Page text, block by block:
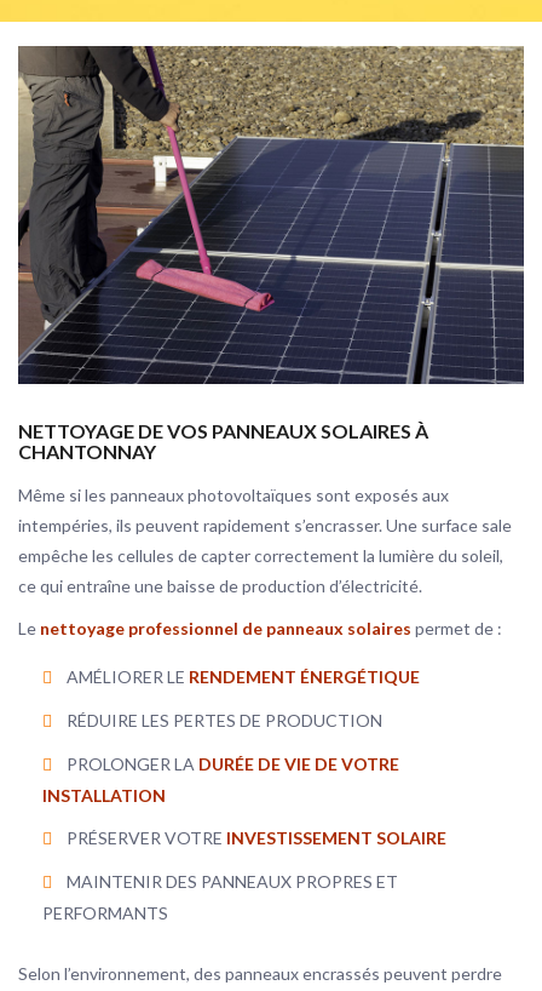
NETTOYAGE DE VOS PANNEAUX SOLAIRES À
CHANTONNAY
Même si les panneaux photovoltaïques sont exposés aux
intempéries, ils peuvent rapidement s’encrasser. Une surface sale
empêche les cellules de capter correctement la lumière du soleil,
ce qui entraîne une baisse de production d’électricité.
Le nettoyage professionnel de panneaux solaires permet de :
AMÉLIORER LE RENDEMENT ÉNERGÉTIQUE
RÉDUIRE LES PERTES DE PRODUCTION
PROLONGER LA DURÉE DE VIE DE VOTRE
INSTALLATION
PRÉSERVER VOTRE INVESTISSEMENT SOLAIRE
MAINTENIR DES PANNEAUX PROPRES ET
PERFORMANTS
Selon l’environnement, des panneaux encrassés peuvent perdre